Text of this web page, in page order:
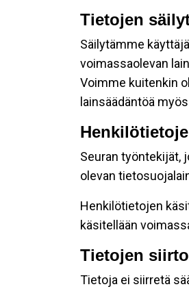
Tietojen
Säilytämme
voimassaolevan
Voimme kuitenkin
lainsäädäntöä
Seuran työntekijät,
olevan
Henkilötietojen
käsitellään
Tietojen
Tietoja ei siirretä